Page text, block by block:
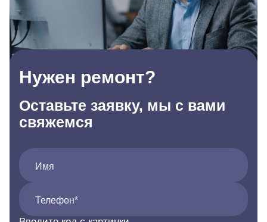
Нужен ремонт?
Оставьте заявку, мы с вами
свяжемся
Имя
Телефон*